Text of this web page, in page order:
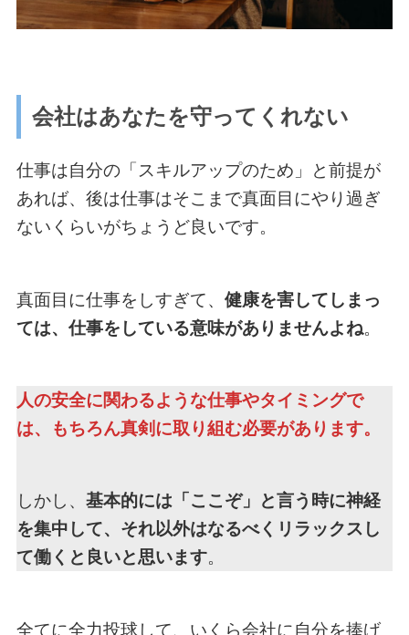
会社はあなたを守ってくれない
仕事は自分の「スキルアップのため」と前提が
あれば、後は仕事はそこまで真面目にやり過ぎ
ないくらいがちょうど良いです。
真面目に仕事をしすぎて、 健康を害してしまっ
ては、仕事をしている意味がありませんよね。
人の安全に関わるような仕事やタイミングで
は、もちろん真剣に取り組む必要があります。
しかし、 基本的には「ここぞ」と言う時に神経
を集中して、それ以外はなるべくリラックスし
て働くと良いと思います。
全てに全力投球して、いくら会社に自分を捧げ